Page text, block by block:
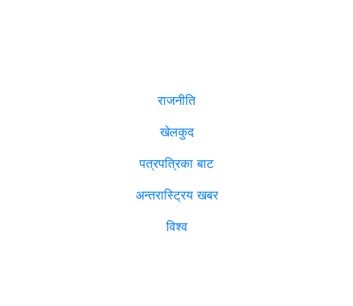
राजनीति
खेलकुद
पत्रपत्रिका बाट
अन्तरास्ट्रिय खबर
विश्व